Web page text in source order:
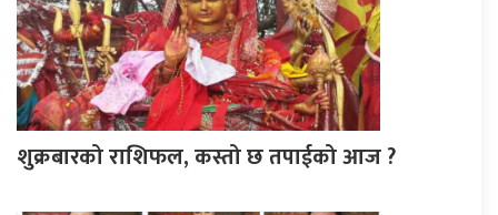
शुक्रबारको राशिफल, कस्तो छ तपाईको आज ?